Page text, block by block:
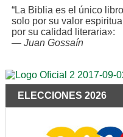
“La Biblia es el único
solo por su valor
por su calidad literaria»:
— Juan Gossaín
ELECCIONES 2026